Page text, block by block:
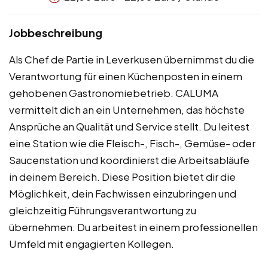
Jobbeschreibung
Als Chef de Partie in Leverkusen übernimmst du die
Verantwortung für einen Küchenposten in einem
gehobenen Gastronomiebetrieb. CALUMA
vermittelt dich an ein Unternehmen, das höchste
Ansprüche an Qualität und Service stellt. Du leitest
eine Station wie die Fleisch-, Fisch-, Gemüse- oder
Saucenstation und koordinierst die Arbeitsabläufe
in deinem Bereich. Diese Position bietet dir die
Möglichkeit, dein Fachwissen einzubringen und
gleichzeitig Führungsverantwortung zu
übernehmen. Du arbeitest in einem professionellen
Umfeld mit engagierten Kollegen.